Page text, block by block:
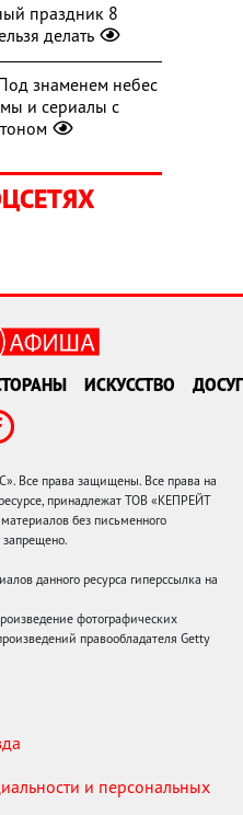
праздник 8
делать
знаменем небес
и сериалы с
ИСКУССТВО ДОСУГ
права защищены. Все права на
принадлежат ТОВ «КЕПРЕЙТ
без письменного
данного ресурса гиперссылка на
фотографических
правообладателя Getty
и персональных